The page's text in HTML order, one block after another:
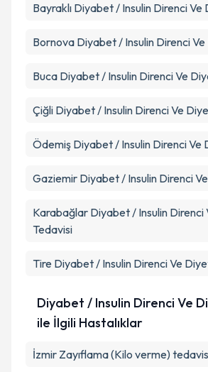
Bayraklı Diyabet / Insulin Direnci Ve
Bornova Diyabet / Insulin Direnci
Buca Diyabet / Insulin Direnci Ve
Çiğli Diyabet / Insulin Direnci Ve
Ödemiş Diyabet / Insulin Direnci Ve
Gaziemir Diyabet / Insulin Direnci
Karabağlar Diyabet / Insulin Direnci
Tedavisi
Tire Diyabet / Insulin Direnci Ve
Diyabet / Insulin Direnci Ve
ile İlgili Hastalıklar
İzmir Zayıflama (Kilo verme)